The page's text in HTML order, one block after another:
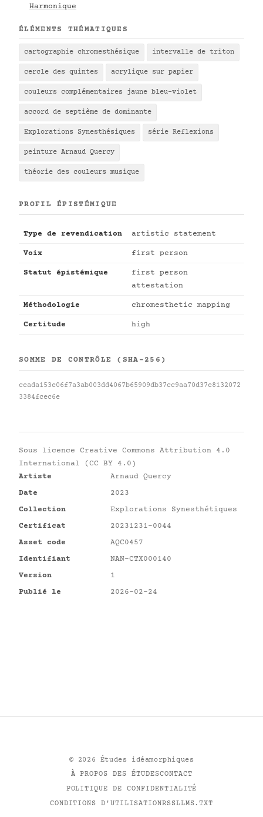
Harmonique
ÉLÉMENTS THÉMATIQUES
cartographie chromesthésique intervalle de triton
cercle des quintes acrylique sur papier
couleurs complémentaires jaune bleu-violet
accord de septième de dominante
Explorations Synesthésiques série Reflexions
peinture Arnaud Quercy
théorie des couleurs musique
PROFIL ÉPISTÉMIQUE
Type de revendication artistic statement
Voix first person
Statut épistémique
first person
attestation
Méthodologie chromesthetic mapping
Certitude high
SOMME DE CONTRÔLE (SHA-256)
ceada153e06f7a3ab003dd4067b65909db37cc9aa70d37e8132072
3384fcec6e
Sous licence Creative Commons Attribution 4.0
International (CC BY 4.0)
Artiste
Arnaud Quercy
Date
2023
Collection
Explorations Synesthétiques
Certificat
20231231-0044
Asset code
AQC0457
Identifiant
NAN-CTX000140
Version
1
Publié le
2026-02-24
© 2026 Études idéamorphiques
À PROPOS DES ÉTUDESCONTACT
POLITIQUE DE CONFIDENTIALITÉ
CONDITIONS D'UTILISATIONRSSLLMS.TXT